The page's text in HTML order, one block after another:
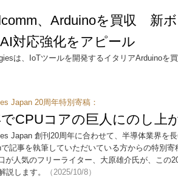
、Arduinoを買収 新
対応強化をアピール
は、IoTツールを開発するイタリアArduinoを
Japan 20周年特別寄稿：
CPUコアの巨人にのし上
Japan 創刊20周年に合わせて、半導体業界を
記事を執筆していただいている方からの特別
が人気のフリーライター、大原雄介氏が、この
説します。
（2025/10/8）